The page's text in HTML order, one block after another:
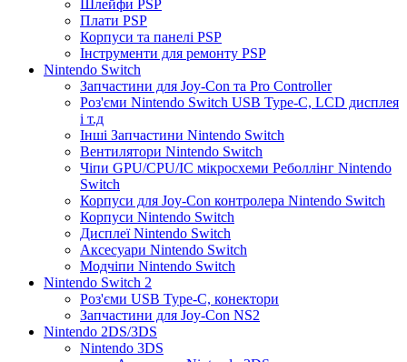
Шлейфи PSP
Плати PSP
Корпуси та панелі PSP
Інструменти для ремонту PSP
Nintendo Switch
Запчастини для Joy-Con та Pro Controller
Роз'єми Nintendo Switch USB Type-C, LCD дисплея
і т.д
Інші Запчастини Nintendo Switch
Вентилятори Nintendo Switch
Чіпи GPU/CPU/IC мікросхеми Реболлінг Nintendo
Switch
Корпуси для Joy-Con контролера Nintendo Switch
Корпуси Nintendo Switch
Дисплеї Nintendo Switch
Аксесуари Nintendo Switch
Модчіпи Nintendo Switch
Nintendo Switch 2
Роз'єми USB Type-C, конектори
Запчастини для Joy-Con NS2
Nintendo 2DS/3DS
Nintendo 3DS